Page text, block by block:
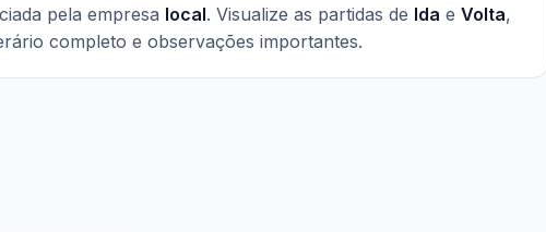
pela empresa local. Visualize as partidas de Ida e Volta,
completo e observações importantes.